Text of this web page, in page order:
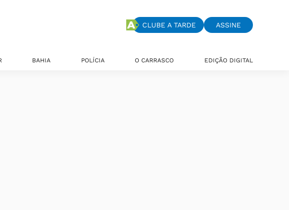
CLUBE A TARDE ASSINE
BAHIA POLÍCIA O CARRASCO EDIÇÃO DIGITAL